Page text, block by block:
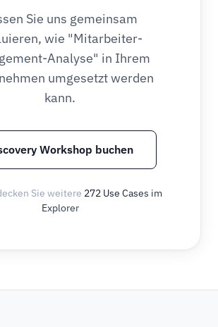
Sie uns gemeinsam
wie "Mitarbeiter-
Analyse" in Ihrem
umgesetzt werden
kann.
Workshop buchen
Sie weitere 272 Use Cases im
Explorer